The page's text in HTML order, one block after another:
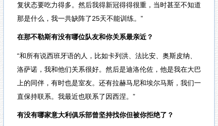
复状态要吃力得多。然后我得新冠得得很重，当时甚至不知道
那是什么，我一共缺阵了25天不能训练。”
在那不勒斯有没有哪位队友和你关系最亲近？
“和所有说西班牙语的人，比如卡列洪、法比安、奥斯皮纳、
洛萨诺，我和他们关系很好。然后是迪洛伦佐，他是我在大巴
上的同伴，有时也是室友。还有拉赫马尼和埃尔马斯，我们一
直保持联系。我最近也联系了因西涅。”
有没有哪家意大利俱乐部曾坚持找你但被你拒绝了？